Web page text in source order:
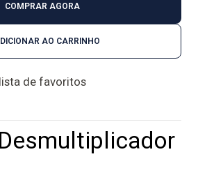
AO CARRINHO
COMPRAR AGORA
de favoritos